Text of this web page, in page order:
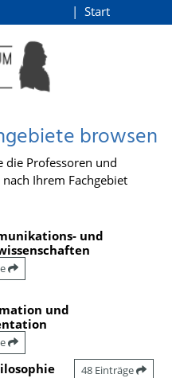
Start
browsen
die Professoren und
Ihrem Fachgebiet
und
und
48 Einträge